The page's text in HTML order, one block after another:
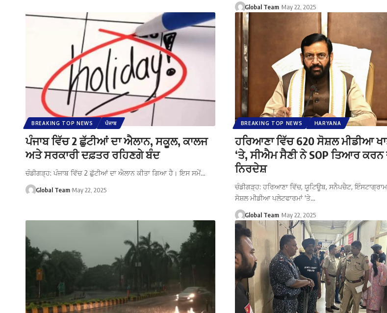
Global Team May 22, 2025
BREAKING TOP NEWS ਪੰਜਾਬ
ਪੰਜਾਬ ਵਿੱਚ 2 ਛੁੱਟੀਆਂ ਦਾ ਐਲਾਨ, ਸਕੂਲ, ਕਾਲਜ
ਅਤੇ ਸਰਕਾਰੀ ਦਫ਼ਤਰ ਰਹਿਣਗੇ ਬੰਦ
ਚੰਡੀਗੜ੍ਹ: ਪੰਜਾਬ ਵਿੱਚ 2 ਛੁੱਟੀਆਂ ਦਾ ਐਲਾਨ ਕੀਤਾ ਗਿਆ ਹੈ। ਇਸ ਸਮੇਂ…
Global Team May 22, 2025
BREAKING TOP NEWS HARYANA
ਹਰਿਆਣਾ ਵਿੱਚ 620 ਸੋਸ਼ਲ ਮੀਡੀਆ
‘ਤੇ, ਸੀਐਮ ਸੈਣੀ ਨੇ SOP ਤਿਆਰ ਕਰਨ
ਨਿਰਦੇਸ਼
ਚੰਡੀਗੜ੍ਹ: ਹਰਿਆਣਾ ਵਿੱਚ, ਯੂਟਿਊਬ, ਸਨੈਪਚੈਟ,
ਸੋਸ਼ਲ ਮੀਡੀਆ ਪਲੇਟਫਾਰਮਾਂ 'ਤੇ…
Global Team May 22, 2025